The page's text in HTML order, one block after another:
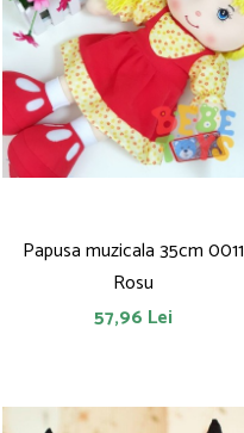
Papusa muzicala 35cm 0011
Rosu
57,96 Lei